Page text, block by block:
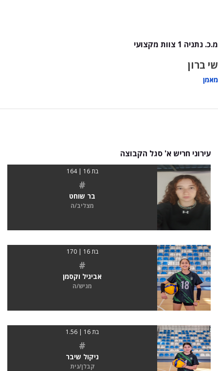
מ.כ. נתניה 1 צוות מקצועי
שי ברון
מאמן
עירוני חריש א' סגל הקבוצה
בת 16 | 164
#
בר שוחט
מצליב/ה
בת 16 | 170
#
אביגיל וקסמן
מגיש/ה
בת 16 | 1.56
#
ניקול שיבר
קבלן/נית